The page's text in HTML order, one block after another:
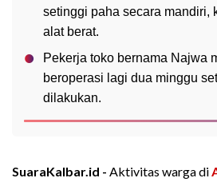
setinggi paha secara mandiri,
alat berat.
Pekerja toko bernama Najwa
beroperasi lagi dua minggu
dilakukan.
SuaraKalbar.id - Aktivitas warga di